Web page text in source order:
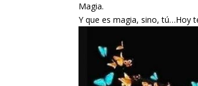
Y que es magia, sino, tú…Hoy